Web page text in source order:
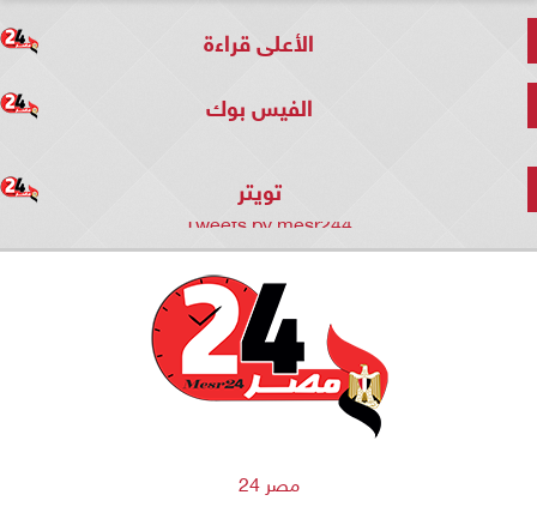
الأعلى قراءة
الفيس بوك
تويتر
Tweets by mesr244
مصر 24